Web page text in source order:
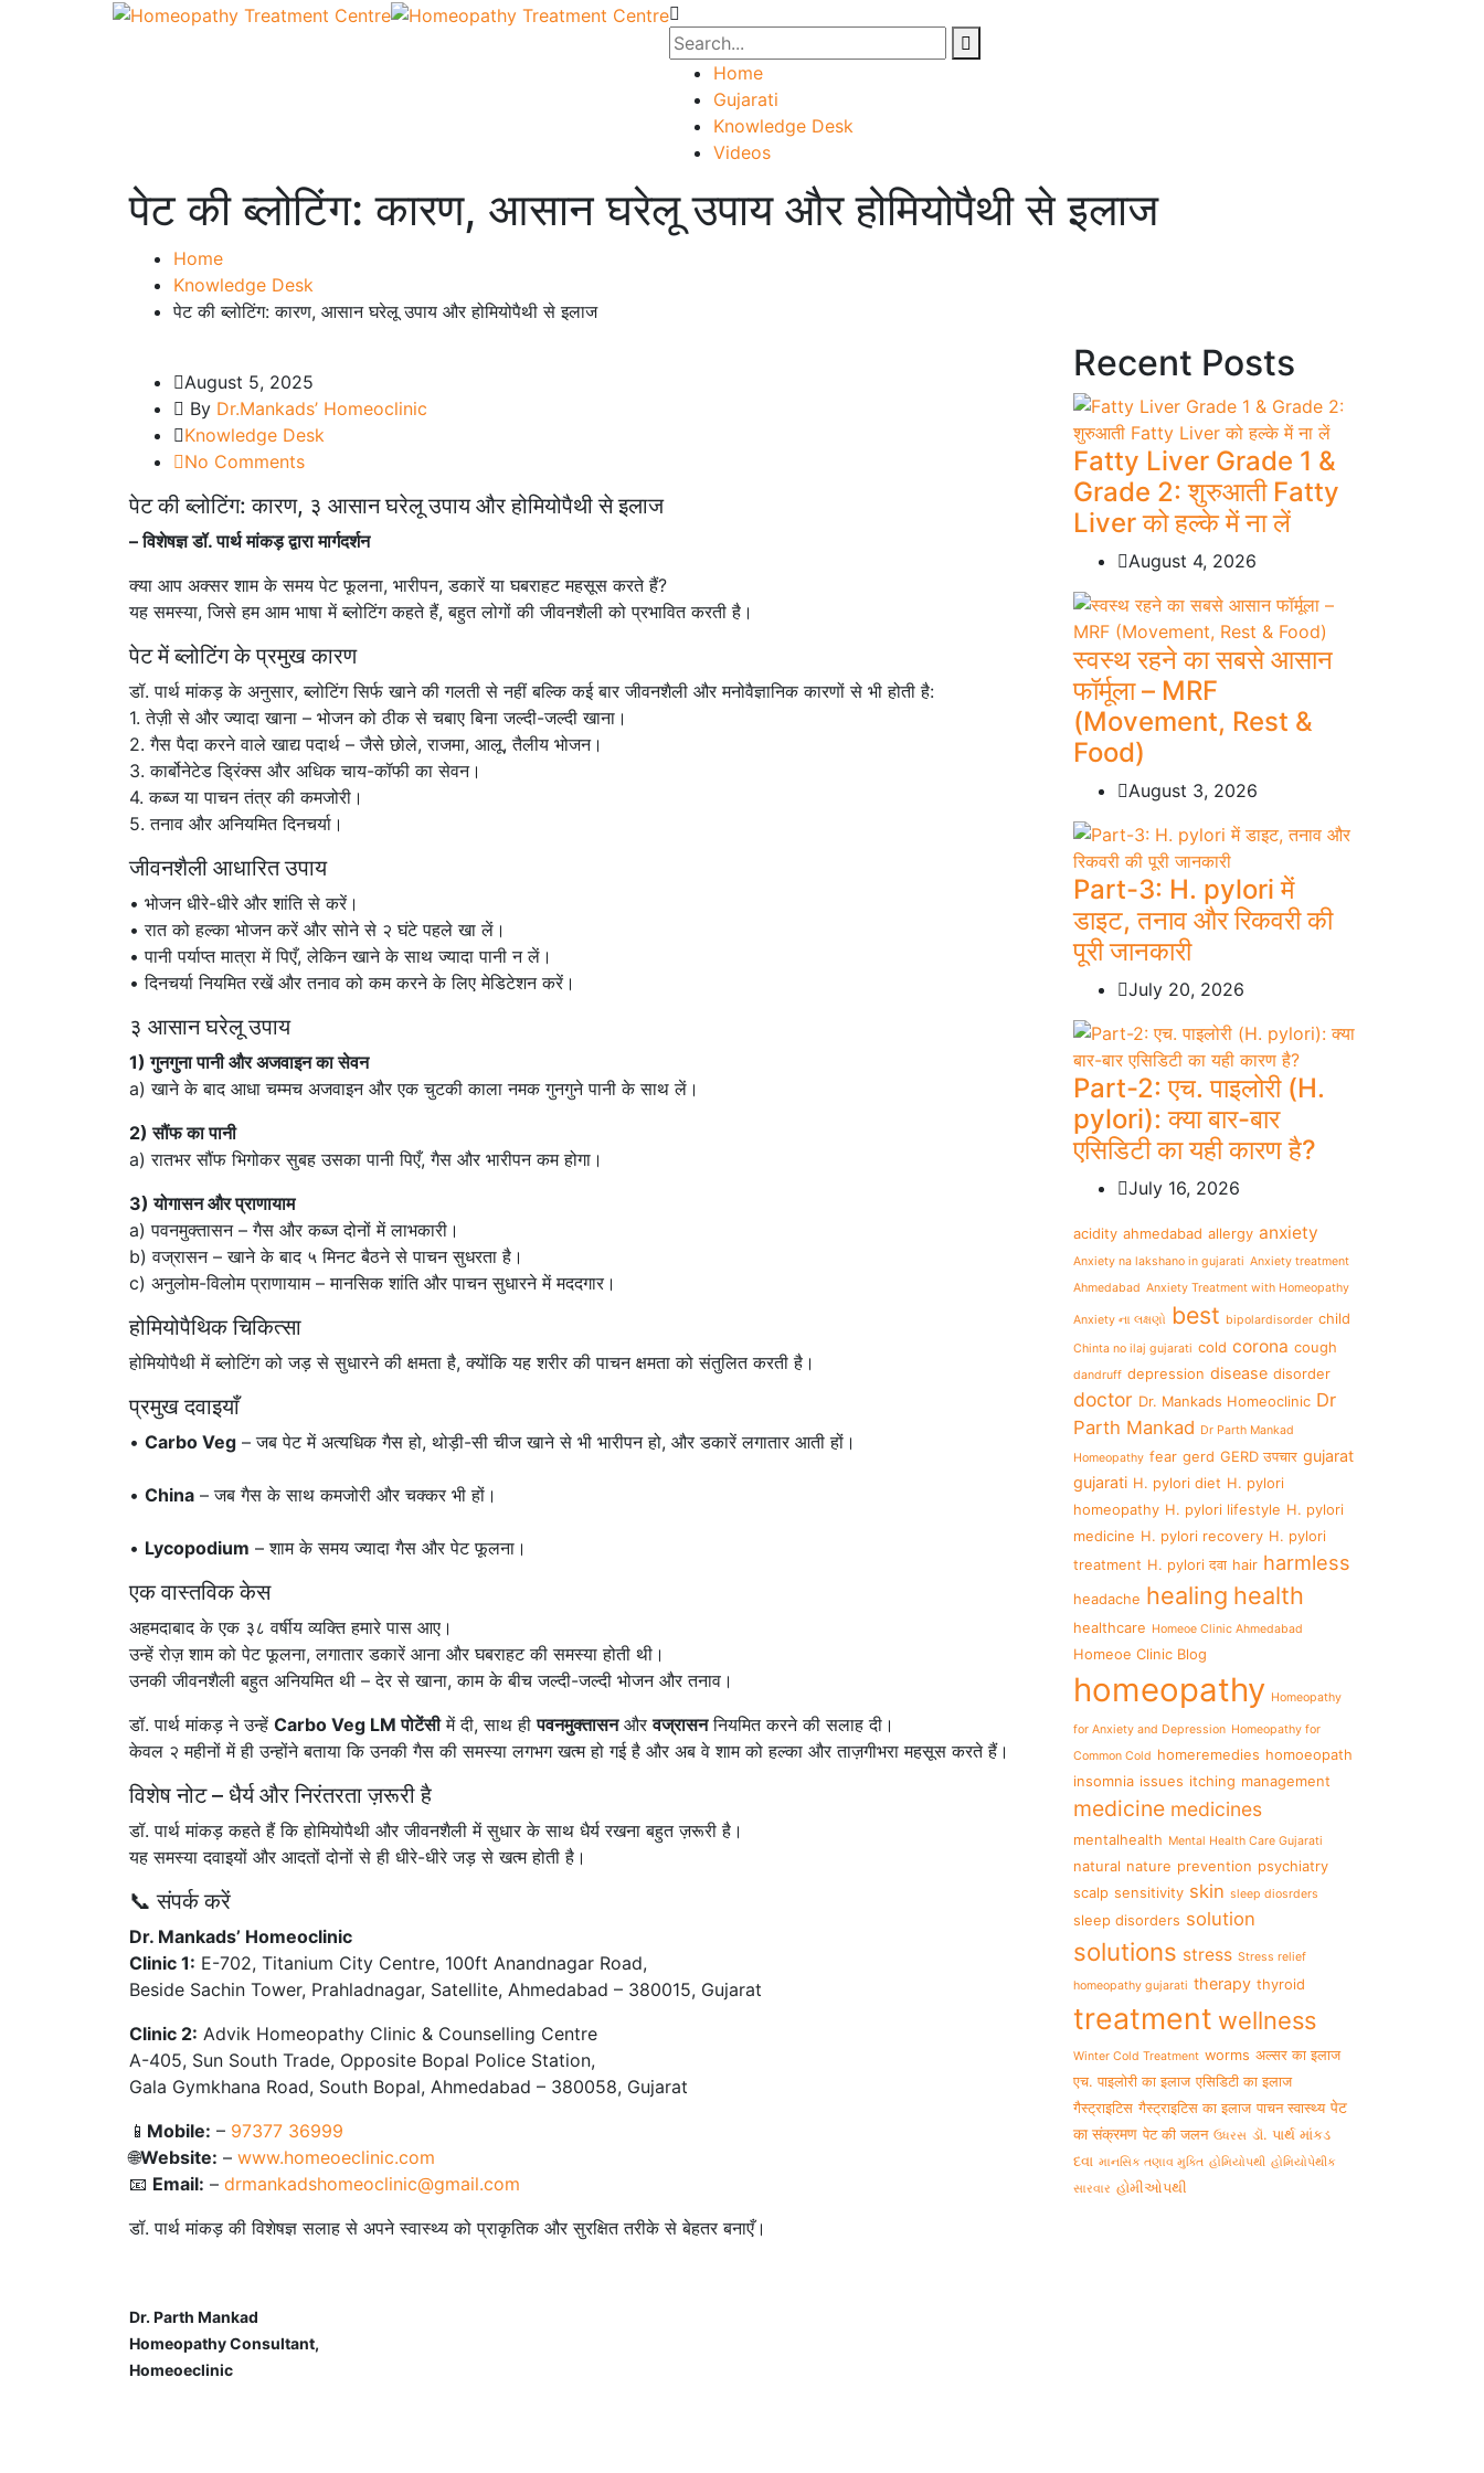
Home
Gujarati
Knowledge Desk
Videos
पेट की ब्लोटिंग: कारण, आसान घरेलू उपाय और होमियोपैथी से इलाज
Home
Knowledge Desk
पेट की ब्लोटिंग: कारण, आसान घरेलू उपाय और होमियोपैथी से इलाज
August 5, 2025
By Dr.Mankads’ Homeoclinic
Knowledge Desk
No Comments
पेट की ब्लोटिंग: कारण, ३ आसान घरेलू उपाय और होमियोपैथी से इलाज
– विशेषज्ञ डॉ. पार्थ मांकड़ द्वारा मार्गदर्शन
क्या आप अक्सर शाम के समय पेट फूलना, भारीपन, डकारें या घबराहट महसूस करते हैं?
यह समस्या, जिसे हम आम भाषा में ब्लोटिंग कहते हैं, बहुत लोगों की जीवनशैली को प्रभावित करती है।
पेट में ब्लोटिंग के प्रमुख कारण
डॉ. पार्थ मांकड़ के अनुसार, ब्लोटिंग सिर्फ खाने की गलती से नहीं बल्कि कई बार जीवनशैली और मनोवैज्ञानिक कारणों से भी होती है:
1. तेज़ी से और ज्यादा खाना – भोजन को ठीक से चबाए बिना जल्दी-जल्दी खाना।
2. गैस पैदा करने वाले खाद्य पदार्थ – जैसे छोले, राजमा, आलू, तैलीय भोजन।
3. कार्बोनेटेड ड्रिंक्स और अधिक चाय-कॉफी का सेवन।
4. कब्ज या पाचन तंत्र की कमजोरी।
5. तनाव और अनियमित दिनचर्या।
जीवनशैली आधारित उपाय
• भोजन धीरे-धीरे और शांति से करें।
• रात को हल्का भोजन करें और सोने से २ घंटे पहले खा लें।
• पानी पर्याप्त मात्रा में पिएँ, लेकिन खाने के साथ ज्यादा पानी न लें।
• दिनचर्या नियमित रखें और तनाव को कम करने के लिए मेडिटेशन करें।
३ आसान घरेलू उपाय
1) गुनगुना पानी और अजवाइन का सेवन
a) खाने के बाद आधा चम्मच अजवाइन और एक चुटकी काला नमक गुनगुने पानी के साथ लें।
2) सौंफ का पानी
a) रातभर सौंफ भिगोकर सुबह उसका पानी पिएँ, गैस और भारीपन कम होगा।
3) योगासन और प्राणायाम
a) पवनमुक्तासन – गैस और कब्ज दोनों में लाभकारी।
b) वज्रासन – खाने के बाद ५ मिनट बैठने से पाचन सुधरता है।
c) अनुलोम-विलोम प्राणायाम – मानसिक शांति और पाचन सुधारने में मददगार।
होमियोपैथिक चिकित्सा
होमियोपैथी में ब्लोटिंग को जड़ से सुधारने की क्षमता है, क्योंकि यह शरीर की पाचन क्षमता को संतुलित करती है।
प्रमुख दवाइयाँ
• Carbo Veg – जब पेट में अत्यधिक गैस हो, थोड़ी-सी चीज खाने से भी भारीपन हो, और डकारें लगातार आती हों।
• China – जब गैस के साथ कमजोरी और चक्कर भी हों।
• Lycopodium – शाम के समय ज्यादा गैस और पेट फूलना।
एक वास्तविक केस
अहमदाबाद के एक ३८ वर्षीय व्यक्ति हमारे पास आए।
उन्हें रोज़ शाम को पेट फूलना, लगातार डकारें आना और घबराहट की समस्या होती थी।
उनकी जीवनशैली बहुत अनियमित थी – देर से खाना, काम के बीच जल्दी-जल्दी भोजन और तनाव।
डॉ. पार्थ मांकड़ ने उन्हें Carbo Veg LM पोटेंसीमें दी, साथ हीपवनमुक्तासनऔरवज्रासननियमित करने की सलाह दी।
केवल २ महीनों में ही उन्होंने बताया कि उनकी गैस की समस्या लगभग खत्म हो गई है और अब वे शाम को हल्का और ताज़गीभरा महसूस करते हैं।
विशेष नोट – धैर्य और निरंतरता ज़रूरी है
डॉ. पार्थ मांकड़ कहते हैं कि होमियोपैथी और जीवनशैली में सुधार के साथ धैर्य रखना बहुत ज़रूरी है।
यह समस्या दवाइयों और आदतों दोनों से ही धीरे-धीरे जड़ से खत्म होती है।
📞 संपर्क करें
Dr. Mankads’ Homeoclinic
Clinic 1: E-702, Titanium City Centre, 100ft Anandnagar Road,
Beside Sachin Tower, Prahladnagar, Satellite, Ahmedabad – 380015, Gujarat
Clinic 2: Advik Homeopathy Clinic & Counselling Centre
A-405, Sun South Trade, Opposite Bopal Police Station,
Gala Gymkhana Road, South Bopal, Ahmedabad – 380058, Gujarat
📱 Mobile: – 97377 36999
🌐Website: – www.homeoeclinic.com
📧 Email: – drmankadshomeoclinic@gmail.com
डॉ. पार्थ मांकड़ की विशेषज्ञ सलाह से अपने स्वास्थ्य को प्राकृतिक और सुरक्षित तरीके से बेहतर बनाएँ।
Dr. Parth Mankad
Homeopathy Consultant,
Homeoeclinic
Recent Posts
Fatty Liver Grade 1 &
Grade 2: शुरुआती Fatty
Liver को हल्के में ना लें
August 4, 2026
स्वस्थ रहने का सबसे आसान
फॉर्मूला – MRF
(Movement, Rest &
Food)
August 3, 2026
Part-3: H. pylori में
डाइट, तनाव और रिकवरी की
पूरी जानकारी
July 20, 2026
Part-2: एच. पाइलोरी (H.
pylori): क्या बार-बार
एसिडिटी का यही कारण है?
July 16, 2026
acidity ahmedabad allergy anxiety
Anxiety na lakshano in gujarati Anxiety treatment
Ahmedabad Anxiety Treatment with Homeopathy
Anxiety ના લક્ષણો best bipolardisorder child
Chinta no ilaj gujarati cold corona cough
dandruff depression disease disorder
doctor Dr. Mankads Homeoclinic Dr
Parth Mankad Dr Parth Mankad
Homeopathy fear gerd GERD उपचार gujarat
gujarati H. pylori diet H. pylori
homeopathy H. pylori lifestyle H. pylori
medicine H. pylori recovery H. pylori
treatment H. pylori दवा hair harmless
headache healing health
healthcare Homeoe Clinic Ahmedabad
Homeoe Clinic Blog
homeopathy Homeopathy
for Anxiety and Depression Homeopathy for
Common Cold homeremedies homoeopath
insomnia issues itching management
medicine medicines
mentalhealth Mental Health Care Gujarati
natural nature prevention psychiatry
scalp sensitivity skin sleep diosrders
sleep disorders solution
solutions stress Stress relief
homeopathy gujarati therapy thyroid
treatment wellness
Winter Cold Treatment worms अल्सर का इलाज
एच. पाइलोरी का इलाज एसिडिटी का इलाज
गैस्ट्राइटिस गैस्ट्राइटिस का इलाज पाचन स्वास्थ्य पेट
का संक्रमण पेट की जलन ઉધરસ ડૉ. પાર્થ માંકડ
દવા માનસિક તણાવ મુક્તિ હોમિયોપથી હોમિયોપેથીક
સારવાર હોમીઓપથી